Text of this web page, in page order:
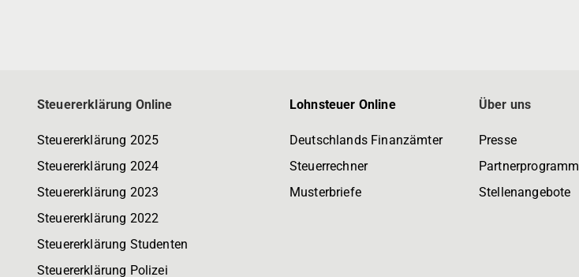
Steuererklärung Online
Steuererklärung 2025
Steuererklärung 2024
Steuererklärung 2023
Steuererklärung 2022
Steuererklärung Studenten
Steuererklärung Polizei
Lohnsteuer Online
Deutschlands Finanzämter
Steuerrechner
Musterbriefe
Über uns
Presse
Partnerprogramm
Stellenangebote